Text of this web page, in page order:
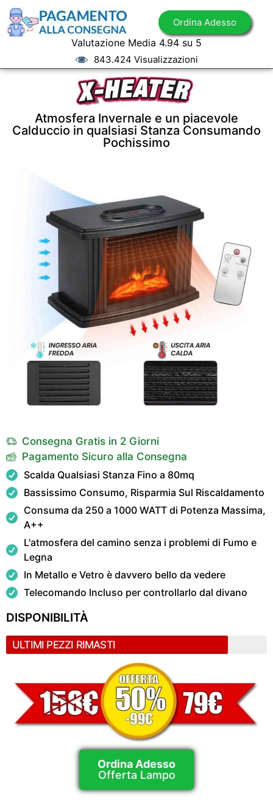
Ordina Adesso
Valutazione Media 4.94 su 5
843.424 Visualizzazioni
Atmosfera Invernale e un piacevole
Calduccio in qualsiasi Stanza Consumando
Pochissimo
Consegna Gratis in 2 Giorni
Pagamento Sicuro alla Consegna
Scalda Qualsiasi Stanza Fino a 80mq
Bassissimo Consumo, Risparmia Sul Riscaldamento
Consuma da 250 a 1000 WATT di Potenza Massima,
A++
L'atmosfera del camino senza i problemi di Fumo e
Legna
In Metallo e Vetro è davvero bello da vedere
Telecomando Incluso per controllarlo dal divano
DISPONIBILITÀ
ULTIMI PEZZI RIMASTI
Ordina Adesso
Offerta Lampo